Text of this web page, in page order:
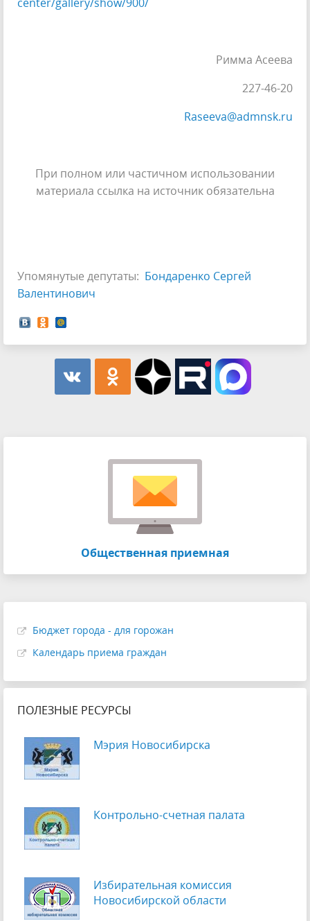
Римма Асеева
227-46-20
Raseeva@admnsk.ru
При полном или частичном использовании
материала ссылка на источник обязательна
Упомянутые депутаты: Бондаренко Сергей
Валентинович
Общественная приемная
Бюджет города - для горожан
Календарь приема граждан
ПОЛЕЗНЫЕ РЕСУРСЫ
Мэрия Новосибирска
Контрольно-счетная палата
Избирательная комиссия
Новосибирской области